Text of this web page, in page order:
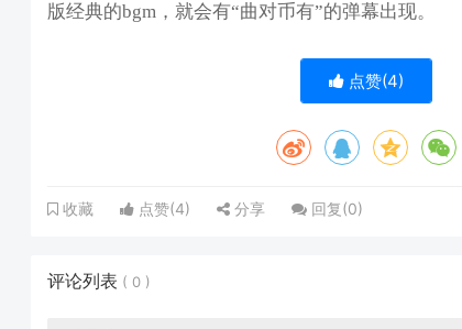
版经典的bgm，就会有“曲对币有”的弹幕出现。
点赞(4)
收藏 点赞(4) 分享 回复(0)
评论列表 ( 0 )